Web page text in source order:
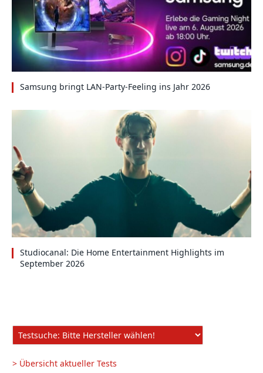
Samsung bringt LAN-Party-Feeling ins Jahr 2026
Studiocanal: Die Home Entertainment Highlights im
September 2026
> Übersicht aktueller Tests